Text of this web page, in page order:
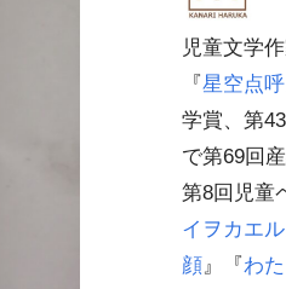
児童文学
『星空点呼
学賞、第
で第69回
第8回児童
イヲカエル
顔』『わ